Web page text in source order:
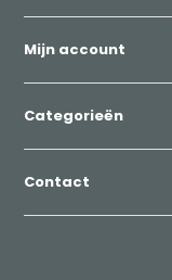
Mijn account
Categorieën
Contact